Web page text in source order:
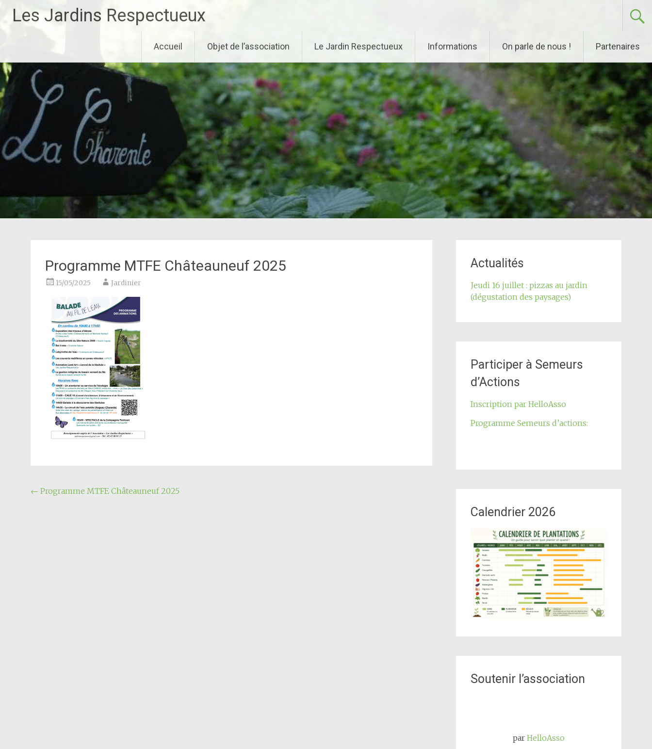
Les Jardins Respectueux
Accueil Objet de l’association Le Jardin Respectueux Informations On parle de nous ! Partenaires
Programme MTFE Châteauneuf 2025
15/05/2025 Jardinier
Navigation
← Programme MTFE Châteauneuf 2025
Actualités
Jeudi 16 juillet : pizzas au jardin
(dégustation des paysages)
Participer à Semeurs
d’Actions
Inscription par HelloAsso
Programme Semeurs d’actions:
Calendrier 2026
Soutenir l’association
par HelloAsso